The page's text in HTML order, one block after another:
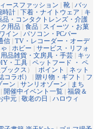
ースファッション | 靴 | バッ
時計 | 下着・ナイトウェア | キ
品・コンタクトレンズ・介護
用品 | 食品 | スイーツ・お菓
ワイン | パソコン・PCパー
信 | TV・レコーダー・オーデ
| ホビー | サービス・リフォ
用品雑貨・文房具・手芸 | キッ
・工具 | ペットフード ・ ペ
ックス ） | ポイント | ネット
コラボ） | 贈り物・ギフト | フ
ーン | サンリオゾーン | まち
| 開催中イベント一覧 | 福袋＆
中元 | 敬老の日 | ハロウィ